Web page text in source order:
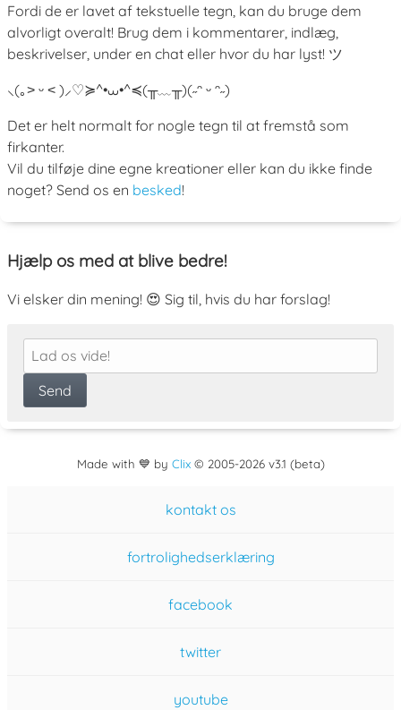
Fordi de er lavet af tekstuelle tegn, kan du bruge dem
alvorligt overalt! Brug dem i kommentarer, indlæg,
beskrivelser, under en chat eller hvor du har lyst! ツ
⸜(｡˃ ᵕ ˂ )⸝♡≽^•⩊•^≼(╥﹏╥)(˶ᵔ ᵕ ᵔ˶)
Det er helt normalt for nogle tegn til at fremstå som
firkanter.
Vil du tilføje dine egne kreationer eller kan du ikke finde
noget? Send os en besked!
Hjælp os med at blive bedre!
Vi elsker din mening! 😍 Sig til, hvis du har forslag!
Made with 💙 by Clix© 2005-2026 v3.1 (beta)
kontakt os
fortrolighedserklæring
facebook
twitter
youtube